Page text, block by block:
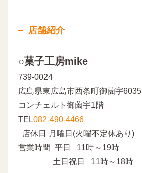
店舗紹介
○菓子工房mike
739-0024
広島県東広島市西条町御薗宇6035
コンチェルト御薗宇1階
TEL082-490-4466
店休日 月曜日(火曜不定休あり)
営業時間 平日 11時～19時
土日祝日 11時～18時